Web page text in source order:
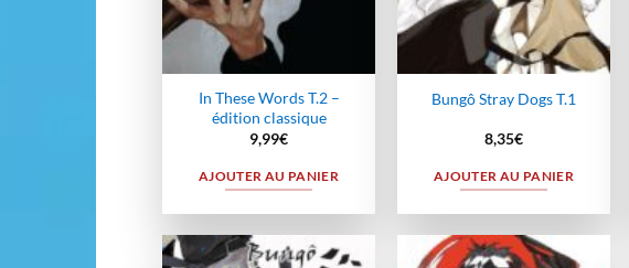
In These Words T.2 –
édition classique
9,99€
AJOUTER AU PANIER
Bungô Stray Dogs T.1
8,35€
AJOUTER AU PANIER